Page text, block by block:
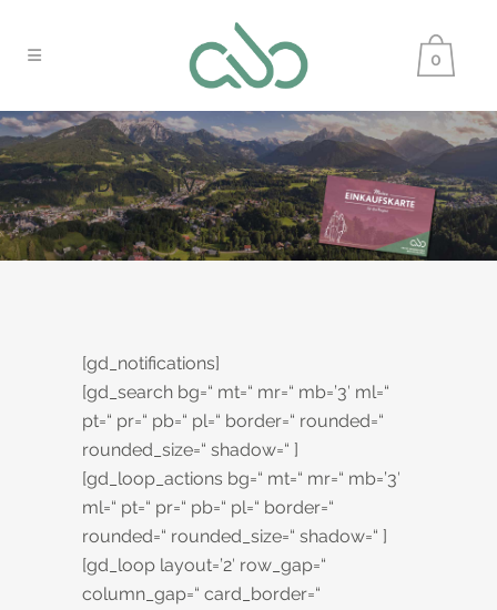
0
GD-ARCHIV
[gd_notifications]
[gd_search bg=“ mt=“ mr=“ mb=’3′ ml=“
pt=“ pr=“ pb=“ pl=“ border=“ rounded=“
rounded_size=“ shadow=“ ]
[gd_loop_actions bg=“ mt=“ mr=“ mb=’3′
ml=“ pt=“ pr=“ pb=“ pl=“ border=“
rounded=“ rounded_size=“ shadow=“ ]
[gd_loop layout=’2′ row_gap=“
column_gap=“ card_border=“